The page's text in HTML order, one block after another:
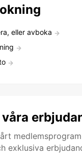
eller avboka
våra
exklusiva